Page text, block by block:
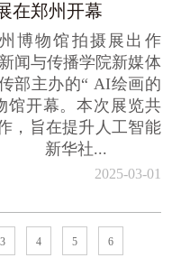
在郑州开幕
物馆拍摄展出作
与传播学院新媒体
部主办的“ AI绘画的
馆开幕。本次展览共
，旨在提升人工智能
。 新华社...
2025-03-01
3 4 5 6